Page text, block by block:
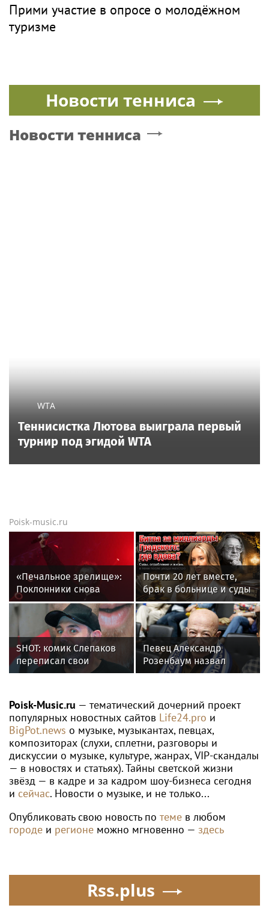
Прими участие в опросе о молодёжном
туризме
Новости тенниса
Новости тенниса
WTA
Теннисистка Лютова выиграла первый
турнир под эгидой WTA
Poisk-music.ru
«Печальное зрелище»:
Поклонники снова
возмущены
«мычащим» на сцене
Глебом Самойловым
Почти 20 лет вместе,
брак в больнице и суды
за миллиард: как
сейчас живет вдова
Александра Градского
SHOT: комик Слепаков
переписал свои
квартиры в РФ на
переезда
Певец Александр
Розенбаум назвал
Любовь Орлову
Poisk-Music.ru — тематический дочерний проект
популярных новостных сайтов Life24.pro и
BigPot.news о музыке, музыкантах, певцах,
композиторах (слухи, сплетни, разговоры и
дискуссии о музыке, культуре, жанрах, VIP-скандалы
— в новостях и статьях). Тайны светской жизни
звёзд — в кадре и за кадром шоу-бизнеса сегодня
и сейчас. Новости о музыке, и не только...
Опубликовать свою новость по теме в любом
городе и регионе можно мгновенно — здесь
Rss.plus